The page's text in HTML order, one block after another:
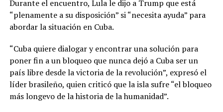
Durante el encuentro, Lula le dijo a Trump que está
“plenamente a su disposición” si “necesita ayuda” para
abordar la situación en Cuba.
“Cuba quiere dialogar y encontrar una solución para
poner fin a un bloqueo que nunca dejó a Cuba ser un
país libre desde la victoria de la revolución”, expresó el
líder brasileño, quien criticó que la isla sufre “el bloqueo
más longevo de la historia de la humanidad”.